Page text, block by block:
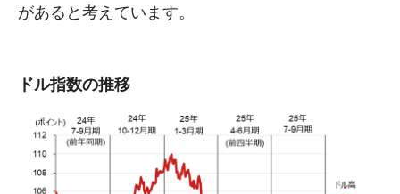
があると考えています。
ドル指数の推移